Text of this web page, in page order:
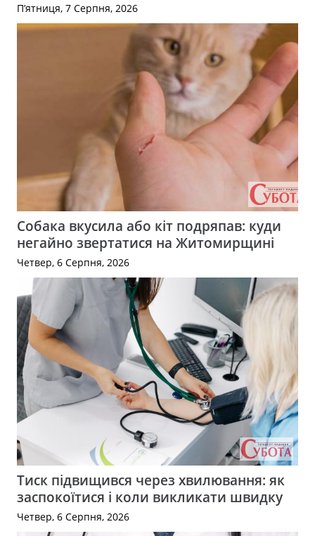
П’ятниця, 7 Серпня, 2026
Собака вкусила або кіт подряпав: куди
негайно звертатися на Житомирщині
Четвер, 6 Серпня, 2026
Тиск підвищився через хвилювання: як
заспокоїтися і коли викликати швидку
Четвер, 6 Серпня, 2026